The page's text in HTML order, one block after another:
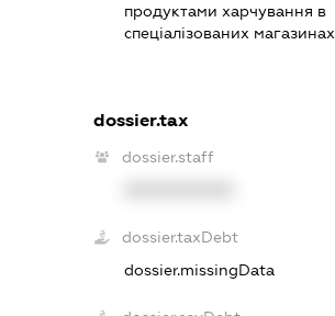
продуктами харчування в
спеціалізованих магазинах
dossier.tax
dossier.staff
dossier.taxDebt
dossier.missingData